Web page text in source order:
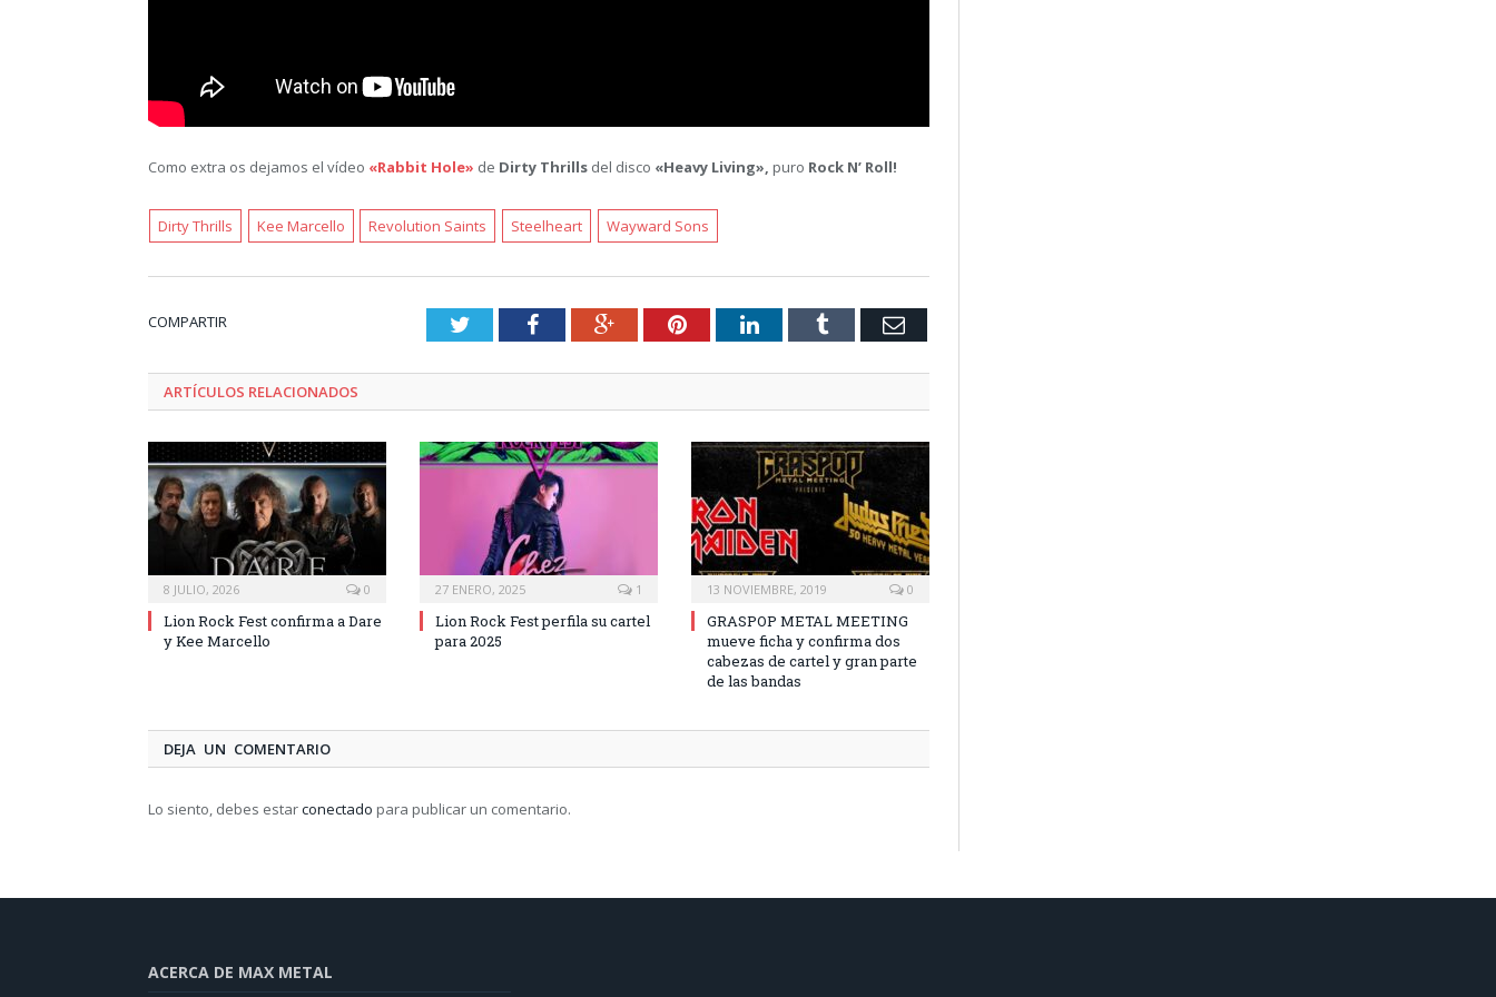
Como extra os dejamos el vídeo «Rabbit Hole» de Dirty Thrills del disco «Heavy Living», puro Rock N’ Roll!
Dirty Thrills Kee Marcello Revolution Saints Steelheart Wayward Sons
COMPARTIR TwitterFacebookGoogle+PinterestLinkedInTumblr Email
ARTÍCULOS RELACIONADOS
8 JULIO, 2026 0
Lion Rock Fest confirma a Dare
y Kee Marcello
27 ENERO, 2025 1
Lion Rock Fest perfila su cartel
para 2025
13 NOVIEMBRE, 2019 0
GRASPOP METAL MEETING
mueve ficha y confirma dos
cabezas de cartel y gran parte
de las bandas
DEJA UN COMENTARIO
Lo siento, debes estarconectado para publicar un comentario.
ACERCA DE MAX METAL